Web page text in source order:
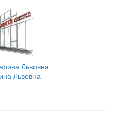
Львовна